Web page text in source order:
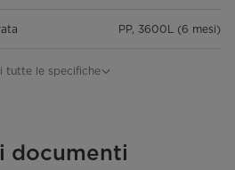
PP, 3600L (6 mesi)
M6 Pre-Carbon, 7200L (12 mesi)
T33 Post-Carbon, 3600L (12 mesi)
tutte le specifiche
documenti